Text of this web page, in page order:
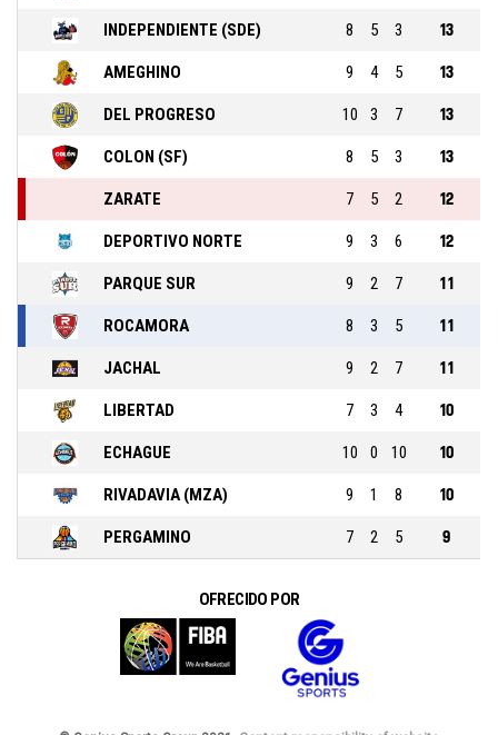
INDEPENDIENTE (SDE) 8 5 3 13
AMEGHINO 9 4 5 13
DEL PROGRESO 10 3 7 13
COLON (SF) 8 5 3 13
ZARATE 7 5 2 12
DEPORTIVO NORTE 9 3 6 12
PARQUE SUR 9 2 7 11
ROCAMORA 8 3 5 11
JACHAL 9 2 7 11
LIBERTAD 7 3 4 10
ECHAGUE 10 0 10 10
RIVADAVIA (MZA) 9 1 8 10
PERGAMINO 7 2 5 9
OFRECIDO POR